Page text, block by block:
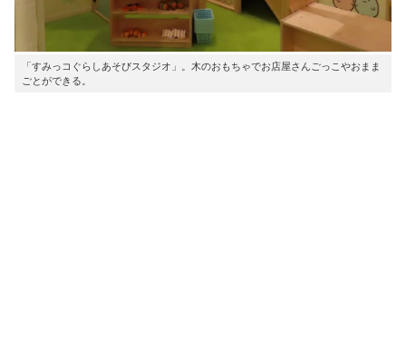
「すみっコぐらしあそびスタジオ」。木のおもちゃでお店屋さんごっこやおまま
ごとができる。